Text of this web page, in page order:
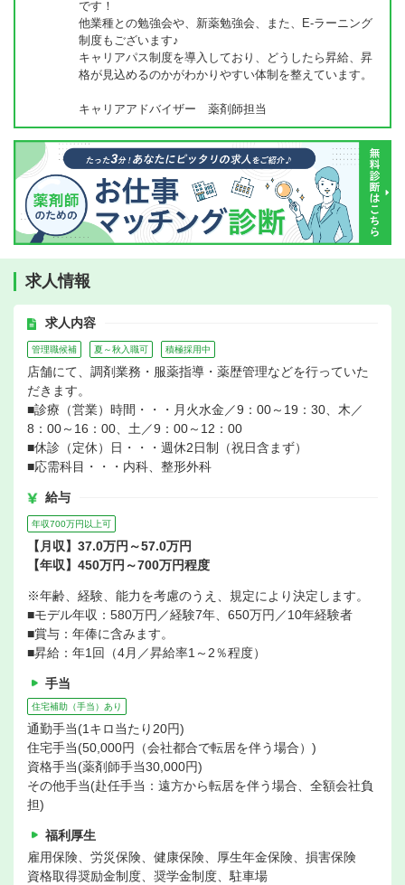
です！
他業種との勉強会や、新薬勉強会、また、E-ラーニング
制度もございます♪
キャリアパス制度を導入しており、どうしたら昇給、昇
格が見込めるのかがわかりやすい体制を整えています。
キャリアアドバイザー 薬剤師担当
求人情報
求人内容
管理職候補 夏～秋入職可 積極採用中
店舗にて、調剤業務・服薬指導・薬歴管理などを行っていた
だきます。
■診療（営業）時間・・・月火水金／9：00～19：30、木／
8：00～16：00、土／9：00～12：00
■休診（定休）日・・・週休2日制（祝日含まず）
■応需科目・・・内科、整形外科
給与
年収700万円以上可
【月収】37.0万円～57.0万円
【年収】450万円～700万円程度
※年齢、経験、能力を考慮のうえ、規定により決定します。
■モデル年収：580万円／経験7年、650万円／10年経験者
■賞与：年俸に含みます。
■昇給：年1回（4月／昇給率1～2％程度）
手当
住宅補助（手当）あり
通勤手当(1キロ当たり20円)
住宅手当(50,000円（会社都合で転居を伴う場合）)
資格手当(薬剤師手当30,000円)
その他手当(赴任手当：遠方から転居を伴う場合、全額会社負
担)
福利厚生
雇用保険、労災保険、健康保険、厚生年金保険、損害保険
資格取得奨励金制度、奨学金制度、駐車場